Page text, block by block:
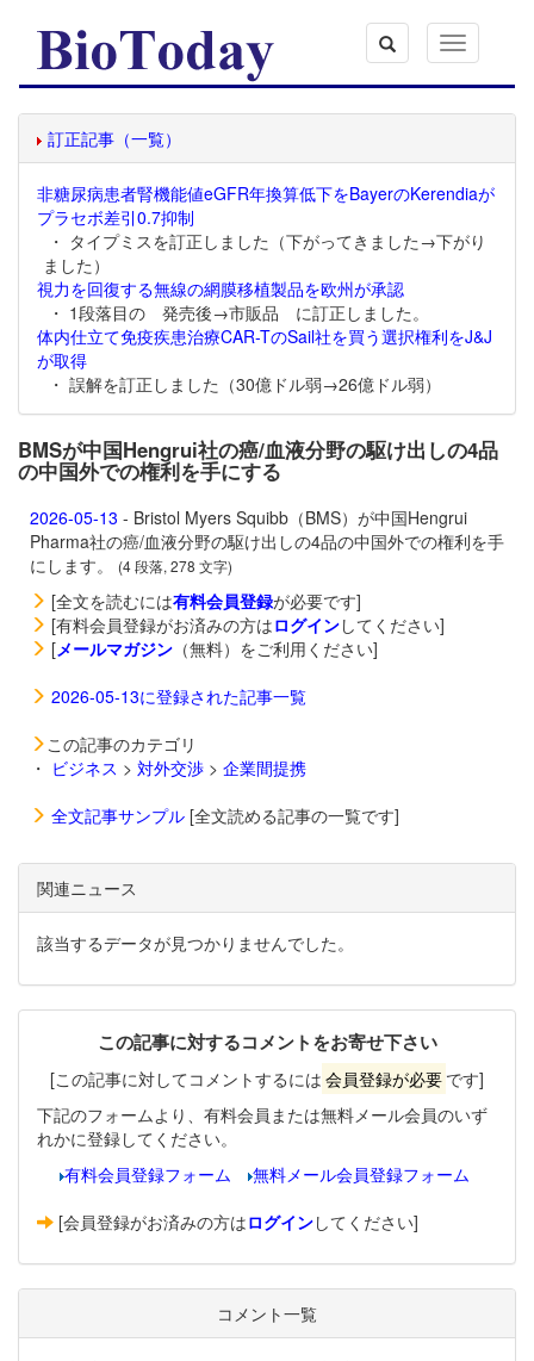
Toggle
navigation
訂正記事（一覧）
非糖尿病患者腎機能値eGFR年換算低下をBayerのKerendiaが
プラセボ差引0.7抑制
・ タイプミスを訂正しました（下がってきました→下がり
ました）
視力を回復する無線の網膜移植製品を欧州が承認
・ 1段落目の 発売後→市販品 に訂正しました。
体内仕立て免疫疾患治療CAR-TのSail社を買う選択権利をJ&J
が取得
・ 誤解を訂正しました（30億ドル弱→26億ドル弱）
BMSが中国Hengrui社の癌/血液分野の駆け出しの4品
の中国外での権利を手にする
2026-05-13 - Bristol Myers Squibb（BMS）が中国Hengrui
Pharma社の癌/血液分野の駆け出しの4品の中国外での権利を手
にします。
(4 段落, 278 文字)
[全文を読むには有料会員登録が必要です]
[有料会員登録がお済みの方はログインしてください]
[メールマガジン （無料）をご利用ください]
2026-05-13に登録された記事一覧
この記事のカテゴリ
・ ビジネス > 対外交渉 > 企業間提携
全文記事サンプル [全文読める記事の一覧です]
関連ニュース
該当するデータが見つかりませんでした。
この記事に対するコメントをお寄せ下さい
[この記事に対してコメントするには 会員登録が必要 です]
下記のフォームより、有料会員または無料メール会員のいず
れかに登録してください。
有料会員登録フォーム
無料メール会員登録フォーム
[会員登録がお済みの方はログインしてください]
コメント一覧